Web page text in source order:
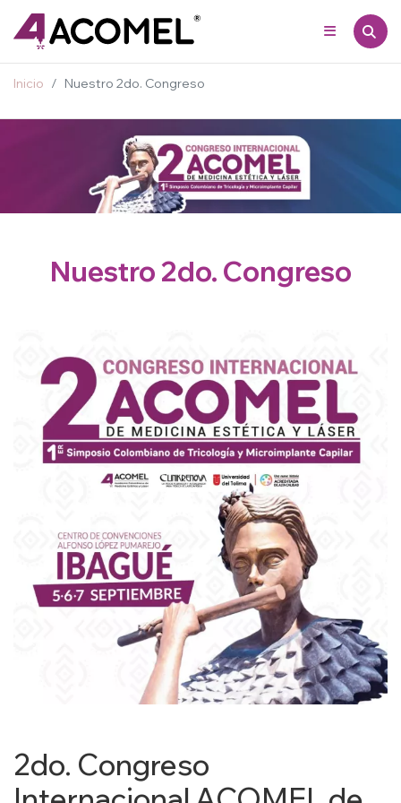
Inicio Nuestro 2do. Congreso
Nuestro 2do. Congreso
2do. Congreso